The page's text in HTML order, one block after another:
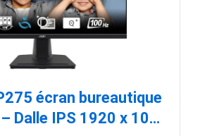
écran bureautique
– Dalle IPS 1920 x 10…